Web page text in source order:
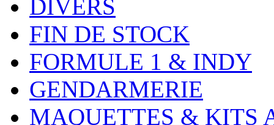
DIVERS
FIN DE STOCK
FORMULE 1 & INDY
GENDARMERIE
MAQUETTES & KITS